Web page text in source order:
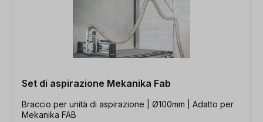
Set di aspirazione Mekanika Fab
Braccio per unità di aspirazione | Ø100mm | Adatto per
Mekanika FAB